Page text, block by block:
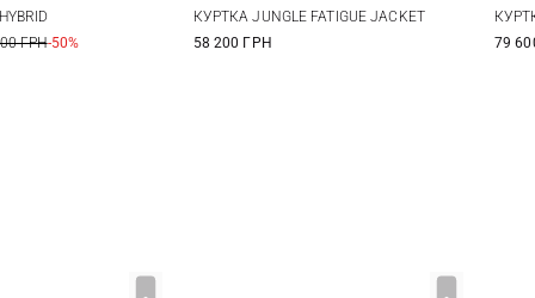
L
ГРН-50%
M L XL
КУРТКА JUNGLE FATIGUE JACKET
58 200 ГРН
L
79